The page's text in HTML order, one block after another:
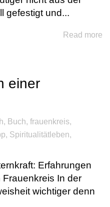
gefestigt und...
Read more
einer
Buch frauenkreis
Spiritualitätleben
Erfahrungen
In der
wichtiger denn